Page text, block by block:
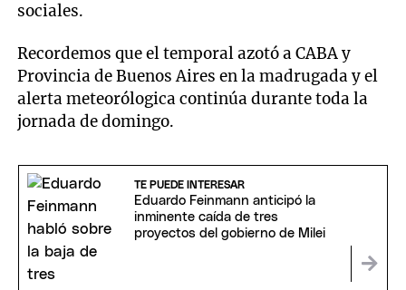
sociales.
Recordemos que el temporal azotó a CABA y
Provincia de Buenos Aires en la madrugada y el
alerta meteorólogica continúa durante toda la
jornada de domingo.
TE PUEDE INTERESAR
Eduardo Feinmann anticipó la
inminente caída de tres
proyectos del gobierno de Milei